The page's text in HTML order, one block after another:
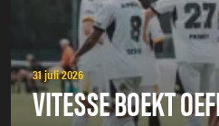
31 juli 2026
VITESSE BOEKT